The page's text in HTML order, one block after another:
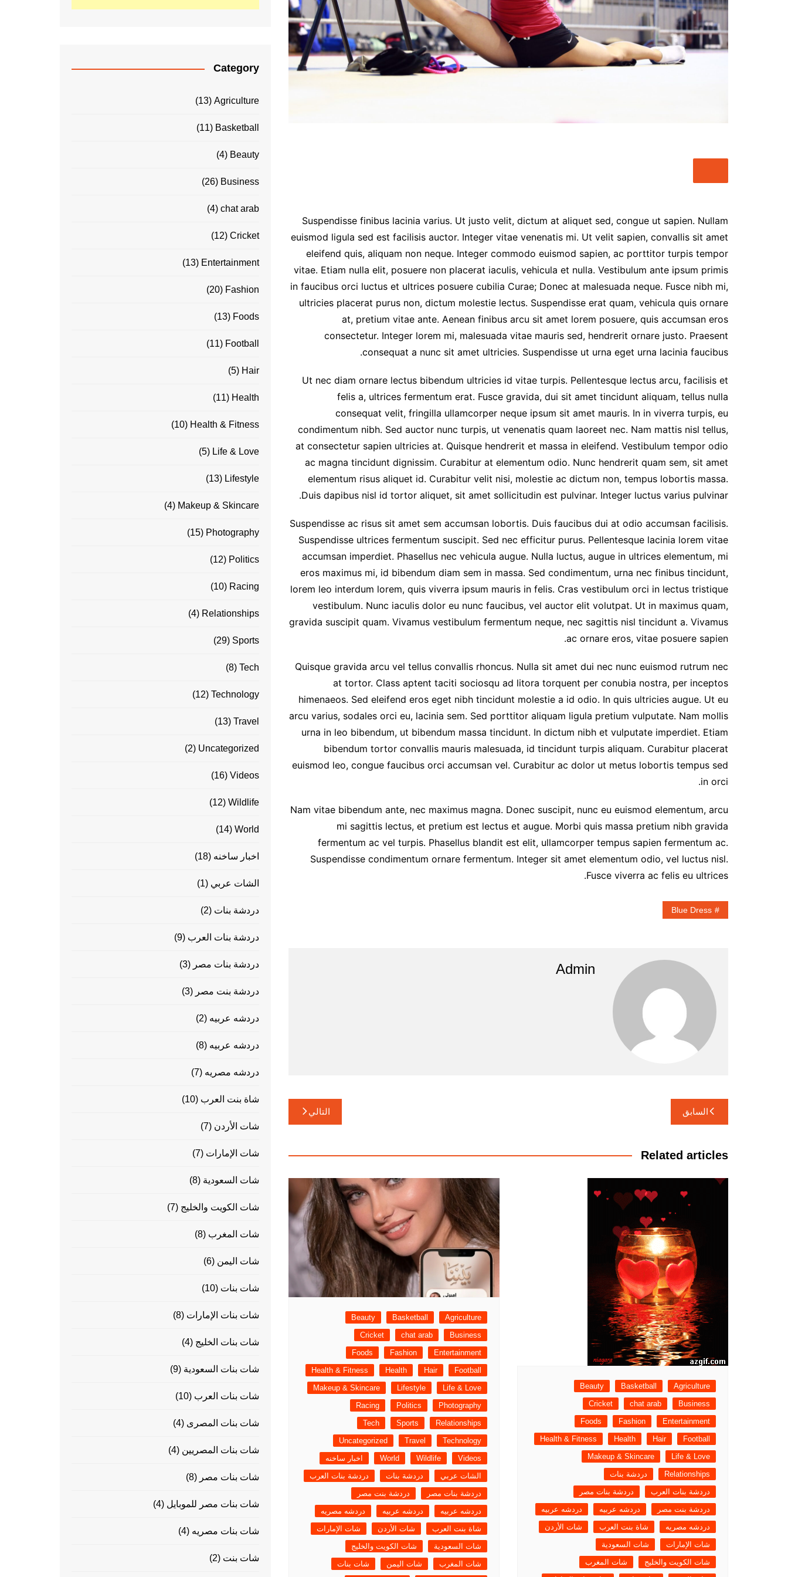
شات أميرتي اللبنانية – أناقة
الكلمة وعمق الحوار
شات عربي مباشر – تواصل
حقيقي بنكهة عربية أصيلة
شات أميرتي موبايل – تجربة
Suspendisse finibus lacinia varius. Ut justo velit, dictum at aliquet sed, congue ut sapien. Nullam
euismod ligula sed est facilisis auctor. Integer vitae venenatis mi. Ut velit sapien, convallis sit amet
eleifend quis, aliquam non neque. Integer commodo euismod sapien, ac porttitor turpis tempor
vitae. Etiam nulla elit, posuere non placerat iaculis, vehicula et nulla. Vestibulum ante ipsum primis
in faucibus orci luctus et ultrices posuere cubilia Curae; Donec at malesuada neque. Fusce nibh mi,
ultricies placerat purus non, dictum molestie lectus. Suspendisse erat quam, vehicula quis ornare
at, pretium vitae ante. Aenean finibus arcu sit amet lorem posuere, quis accumsan eros
consectetur. Integer lorem mi, malesuada vitae mauris sed, hendrerit ornare justo. Praesent
consequat a nunc sit amet ultricies. Suspendisse ut urna eget urna lacinia faucibus.
Ut nec diam ornare lectus bibendum ultricies id vitae turpis. Pellentesque lectus arcu, facilisis et
felis a, ultrices fermentum erat. Fusce gravida, dui sit amet tincidunt aliquam, tellus nulla
consequat velit, fringilla ullamcorper neque ipsum sit amet mauris. In in viverra turpis, eu
condimentum nibh. Sed auctor nunc turpis, ut venenatis quam laoreet nec. Nam mattis nisl tellus,
at consectetur sapien ultricies at. Quisque hendrerit et massa in eleifend. Vestibulum tempor odio
ac magna tincidunt dignissim. Curabitur at elementum odio. Nunc hendrerit quam sem, sit amet
elementum risus aliquet id. Curabitur velit nisi, molestie ac dictum non, tempus lobortis massa.
Duis dapibus nisl id tortor aliquet, sit amet sollicitudin est pulvinar. Integer luctus varius pulvinar.
Suspendisse ac risus sit amet sem accumsan lobortis. Duis faucibus dui at odio accumsan facilisis.
Suspendisse ultrices fermentum suscipit. Sed nec efficitur purus. Pellentesque lacinia lorem vitae
accumsan imperdiet. Phasellus nec vehicula augue. Nulla luctus, augue in ultrices elementum, mi
eros maximus mi, id bibendum diam sem in massa. Sed condimentum, urna nec finibus tincidunt,
lorem leo interdum lorem, quis viverra ipsum mauris in felis. Cras vestibulum orci in lectus tristique
vestibulum. Nunc iaculis dolor eu nunc faucibus, vel auctor elit volutpat. Ut in maximus quam,
gravida suscipit quam. Vivamus vestibulum fermentum neque, nec sagittis nisl tincidunt a. Vivamus
ac ornare eros, vitae posuere sapien.
Quisque gravida arcu vel tellus convallis rhoncus. Nulla sit amet dui nec nunc euismod rutrum nec
at tortor. Class aptent taciti sociosqu ad litora torquent per conubia nostra, per inceptos
himenaeos. Sed eleifend eros eget nibh tincidunt molestie a id odio. In quis ultricies augue. Ut eu
arcu varius, sodales orci eu, lacinia sem. Sed porttitor aliquam ligula pretium vulputate. Nam mollis
urna in leo bibendum, ut bibendum massa tincidunt. In dictum nibh et vulputate imperdiet. Etiam
bibendum tortor convallis mauris malesuada, id tincidunt turpis aliquam. Curabitur placerat
euismod leo, congue faucibus orci accumsan vel. Curabitur ac dolor ut metus lobortis tempus sed
in orci.
Nam vitae bibendum ante, nec maximus magna. Donec suscipit, nunc eu euismod elementum, arcu
mi sagittis lectus, et pretium est lectus et augue. Morbi quis massa pretium nibh gravida
fermentum ac vel turpis. Phasellus blandit est elit, ullamcorper tempus sapien fermentum ac.
Suspendisse condimentum ornare fermentum. Integer sit amet elementum odio, vel luctus nisl.
Fusce viverra ac felis eu ultrices.
Blue Dress
Admin
تصفّح
المقالات
السابق التالي
Related articles
Agriculture
Basketball
Beauty
Business
chat arab
Cricket
Entertainment
Fashion
Foods
Football
Hair
Health
Health & Fitness
Life & Love
Makeup & Skincare
Relationships
دردشة بنات
دردشة بنات العرب
دردشة بنات مصر
دردشة بنت مصر
دردشه عربيه
دردشه عربيه
دردشه مصريه
شاة بنت العرب
شات الأردن
شات الإمارات
شات السعودية
شات الكويت والخليج
شات المغرب
Agriculture
Basketball
Beauty
Business
chat arab
Cricket
Entertainment
Fashion
Foods
Football
Hair
Health
Health & Fitness
Life & Love
Lifestyle
Makeup & Skincare
Photography
Politics
Racing
Relationships
Sports
Tech
Technology
Travel
Uncategorized
Videos
Wildlife
World
اخبار ساخنه
الشات عربي
دردشة بنات
دردشة بنات العرب
دردشة بنات مصر
دردشة بنت مصر
دردشه عربيه
دردشه عربيه
دردشه مصريه
شاة بنت العرب
شات الأردن
شات الإمارات
شات السعودية
شات الكويت والخليج
شات المغرب
شات اليمن
شات بنات
Category
Agriculture
(13)
Basketball
(11)
Beauty
(4)
Business
(26)
chat arab
(4)
Cricket
(12)
Entertainment
(13)
Fashion
(20)
Foods
(13)
Football
(11)
Hair
(5)
Health
(11)
Health & Fitness
(10)
Life & Love
(5)
Lifestyle
(13)
Makeup & Skincare
(4)
Photography
(15)
Politics
(12)
Racing
(10)
Relationships
(4)
Sports
(29)
Tech
(8)
Technology
(12)
Travel
(13)
Uncategorized
(2)
Videos
(16)
Wildlife
(12)
World
(14)
اخبار ساخنه (18)
الشات عربي (1)
دردشة بنات (2)
دردشة بنات العرب (9)
دردشة بنات مصر (3)
دردشة بنت مصر (3)
دردشه عربيه (2)
دردشه عربيه (8)
دردشه مصريه (7)
شاة بنت العرب (10)
شات الأردن (7)
شات الإمارات (7)
شات السعودية (8)
شات الكويت والخليج (7)
شات المغرب (8)
شات اليمن (6)
شات بنات (10)
شات بنات الإمارات (8)
شات بنات الخليج (4)
شات بنات السعودية (9)
شات بنات العرب (10)
شات بنات المصرى (4)
شات بنات المصريين (4)
شات بنات مصر (8)
شات بنات مصر للموبايل (4)
شات بنات مصريه (4)
شات بنت (2)